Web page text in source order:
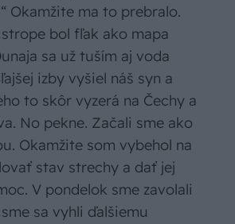
Okamžite ma to prebralo.
bol fľak ako mapa
sa už tuším aj voda
izby vyšiel náš syn a
to skôr vyzerá na Čechy a
No pekne. Začali sme ako
Okamžite som vybehol na
stav strechy a dať jej
V pondelok sme zavolali
sa vyhli ďalšiemu